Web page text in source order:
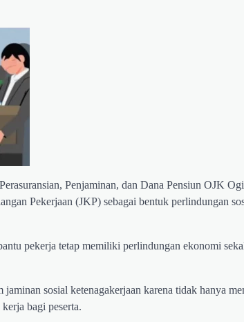
Penjaminan, dan Dana Pensiun OJK
Pekerjaan (JKP) sebagai bentuk perlindungan
pekerja tetap memiliki perlindungan ekonomi
sosial ketenagakerjaan karena tidak hanya
bagi peserta.